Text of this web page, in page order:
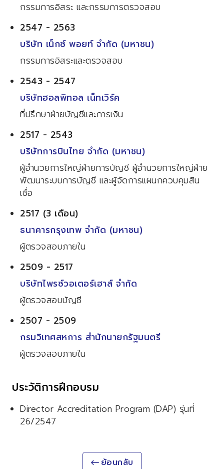
กรรมการอิสระ และกรรมการตรวจสอบ
2547 - 2563
บริษัท เน็กซ์ พอยท์ จำกัด (มหาชน)
กรรมการอิสระและตรวจสอบ
2543 - 2547
บริษัทฮอลพิทอล เน็ทเวิร์ค
ที่ปรึกษาฝ่ายบัญชีและการเงิน
2517 - 2543
บริษัทการบินไทย จำกัด (มหาชน)
ผู้อำนวยการใหญ่ฝ่ายการบัญชี ผู้อำนวยการใหญ่ฝ่าย
พัฒนาระบบการบัญชี และผู้จัดการแผนกควบคุมสิน
เชื่อ
2517 (3 เดือน)
ธนาคารกรุงเทพ จำกัด (มหาชน)
ผู้ตรวจสอบภายใน
2509 - 2517
บริษัทไพรซ์วอเตอร์เฮาส์ จำกัด
ผู้ตรวจสอบบัญชี
2507 - 2509
กรมวิเทศสหการ สำนักนายกรัฐมนตรี
ผู้ตรวจสอบภายใน
ประวัติการฝึกอบรม
Director Accreditation Program (DAP) รุ่นที่
26/2547
ย้อนกลับ